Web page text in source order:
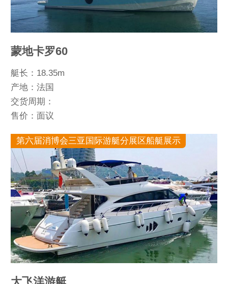
蒙地卡罗60
艇长：18.35m
产地：法国
交货周期：
售价：面议
第六届消博会三亚国际游艇分展区船艇展示